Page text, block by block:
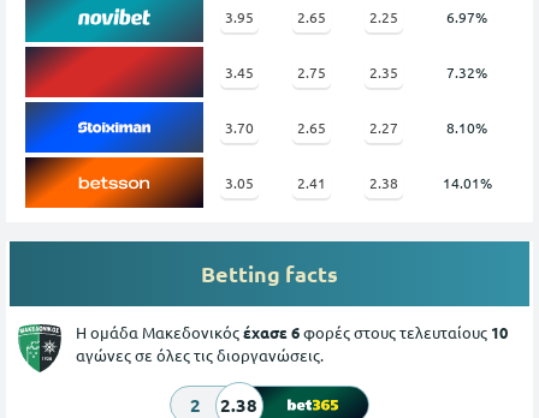
3.95 2.65 2.25 6.97%
3.45 2.75 2.35 7.32%
3.70 2.65 2.27 8.10%
3.05 2.41 2.38 14.01%
Betting facts
Η ομάδα Μακεδονικόςέχασε 6φορές στους τελευταίους 10
αγώνες σε όλες τις διοργανώσεις.
2 2.38